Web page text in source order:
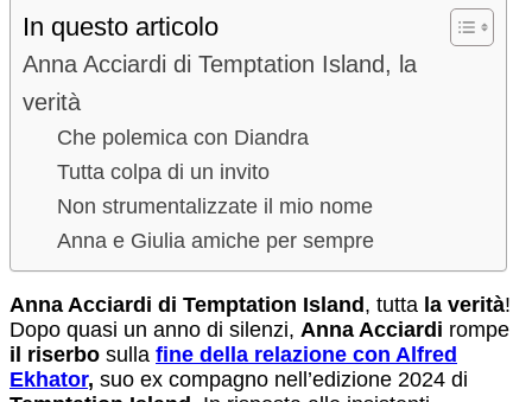
In questo articolo
Anna Acciardi di Temptation Island, la
verità
Che polemica con Diandra
Tutta colpa di un invito
Non strumentalizzate il mio nome
Anna e Giulia amiche per sempre
Anna Acciardi di Temptation Island , tutta la verità!
Dopo quasi un anno di silenzi, Anna Acciardi rompe
il riserbo sulla fine della relazione con Alfred
Ekhator, suo ex compagno nell’edizione 2024 di